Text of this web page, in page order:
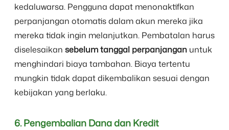
kedaluwarsa. Pengguna dapat menonaktifkan
perpanjangan otomatis dalam akun mereka jika
mereka tidak ingin melanjutkan. Pembatalan harus
diselesaikan sebelum tanggal perpanjangan untuk
menghindari biaya tambahan. Biaya tertentu
mungkin tidak dapat dikembalikan sesuai dengan
kebijakan yang berlaku.
6. Pengembalian Dana dan Kredit